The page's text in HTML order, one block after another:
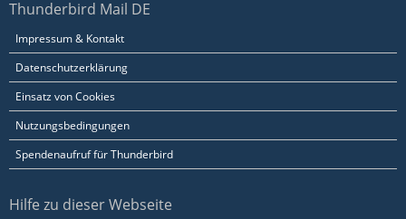
Thunderbird Mail DE
Impressum & Kontakt
Datenschutzerklärung
Einsatz von Cookies
Nutzungsbedingungen
Spendenaufruf für Thunderbird
Hilfe zu dieser Webseite